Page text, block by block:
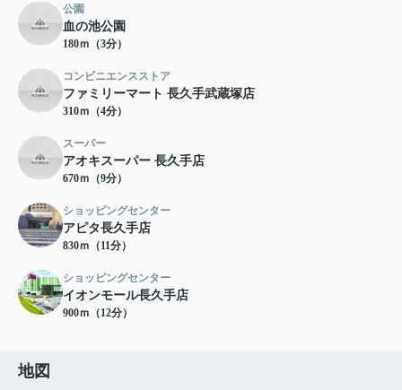
公園
血の池公園
180ｍ（3分）
コンビニエンスストア
ファミリーマート 長久手武蔵塚店
310ｍ（4分）
スーパー
アオキスーパー 長久手店
670ｍ（9分）
ショッピングセンター
アピタ長久手店
830ｍ（11分）
ショッピングセンター
イオンモール長久手店
900ｍ（12分）
地図